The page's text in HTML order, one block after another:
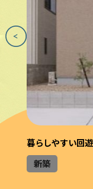
暮らしやすい回
新築